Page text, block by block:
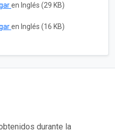
en Inglés (29 KB)
en Inglés (16 KB)
durante la